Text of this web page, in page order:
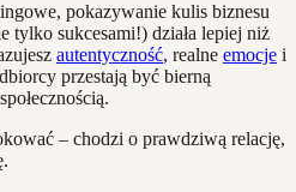
pokazywanie kulis biznesu
tylko sukcesami!) działa lepiej niż
autentyczność, realne emocje i
przestają być bierną
– chodzi o prawdziwą relację,